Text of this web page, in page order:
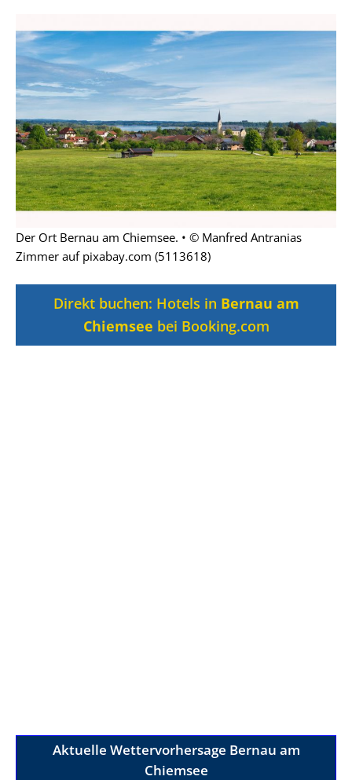
Der Ort Bernau am Chiemsee. • © Manfred Antranias
Zimmer auf pixabay.com (5113618)
Direkt buchen: Hotels in Bernau am
Chiemsee bei Booking.com
Aktuelle Wettervorhersage Bernau am
Chiemsee